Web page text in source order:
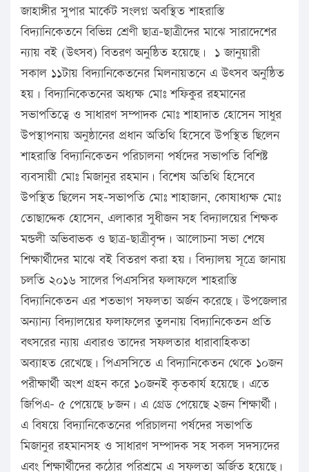
জাহাঙ্গীর সুপার মার্কেট সংলগ্ন অবস্থিত শাহরাস্তি
বিদ্যানিকেতনে বিভিন্ন শ্রেণী ছাত্র-ছাত্রীদের মাঝে সারাদেশের
ন্যায় বই (উৎসব) বিতরণ অনুষ্ঠিত হয়েছে। ১ জানুয়ারী
সকাল ১১টায় বিদ্যানিকেতনের মিলনায়তনে এ উৎসব অনুষ্ঠিত
হয়। বিদ্যানিকেতনের অধ্যক্ষ মোঃ শফিকুর রহমানের
সভাপতিত্বে ও সাধারণ সম্পাদক মোঃ শাহাদাত হোসেন সাধুর
উপস্থাপনায় অনুষ্ঠানের প্রধান অতিথি হিসেবে উপস্থিত ছিলেন
শাহরাস্তি বিদ্যানিকেতন পরিচালনা পর্ষদের সভাপতি বিশিষ্ট
ব্যবসায়ী মোঃ মিজানুর রহমান। বিশেষ অতিথি হিসেবে
উপস্থিত ছিলেন সহ-সভাপতি মোঃ শাহাজান, কোষাধ্যক্ষ মোঃ
তোছাদ্দেক হোসেন, এলাকার সুধীজন সহ বিদ্যালয়ের শিক্ষক
মন্ডলী অভিবাভক ও ছাত্র-ছাত্রীবৃন্দ। আলোচনা সভা শেষে
শিক্ষার্থীদের মাঝে বই বিতরণ করা হয়। বিদ্যালয় সূত্রে জানায়
চলতি ২০১৬ সালের পিএসসির ফলাফলে শাহরাস্তি
বিদ্যানিকেতন এর শতভাগ সফলতা অর্জন করেছে। উপজেলার
অন্যান্য বিদ্যালয়ের ফলাফলের তুলনায় বিদ্যানিকেতন প্রতি
বৎসরের ন্যায় এবারও তাদের সফলতার ধারাবাহিকতা
অব্যাহত রেখেছে। পিএসসিতে এ বিদ্যানিকেতন থেকে ১০জন
পরীক্ষার্থী অংশ গ্রহন করে ১০জনই কৃতকার্য হয়েছে। এতে
জিপিএ- ৫ পেয়েছে ৮জন। এ গ্রেড পেয়েছে ২জন শিক্ষার্থী।
এ বিষয়ে বিদ্যানিকেতনের পরিচালনা পর্ষদের সভাপতি
মিজানুর রহমানসহ ও সাধারণ সম্পাদক সহ সকল সদস্যদের
এবং শিক্ষার্থীদের কঠোর পরিশ্রমে এ সফলতা অর্জিত হয়েছে।